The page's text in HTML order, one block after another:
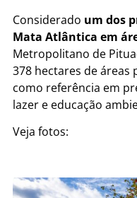
Considerado um dos
Mata Atlântica em
Metropolitano de
378 hectares de
como referência em
lazer e educação
Veja fotos: